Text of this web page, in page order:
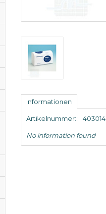
Informationen
Artikelnummer:: 403014
No information found